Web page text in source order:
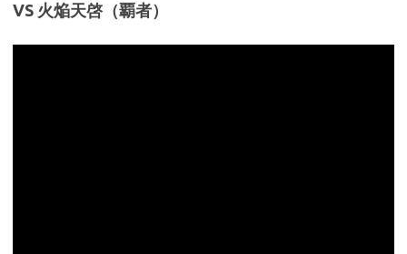
VS 火焔天啓（覇者）